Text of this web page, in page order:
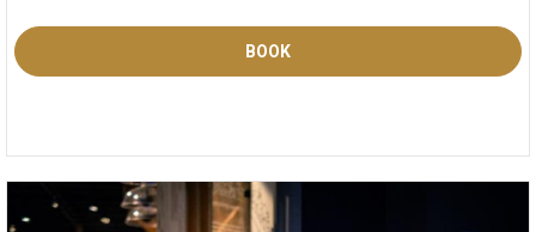
BOOK